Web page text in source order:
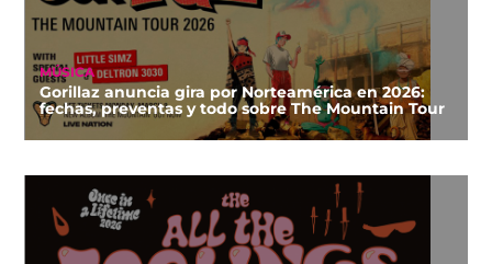
MÚSICA
Gorillaz anuncia gira por Norteamérica en 2026:
fechas, preventas y todo sobre The Mountain Tour